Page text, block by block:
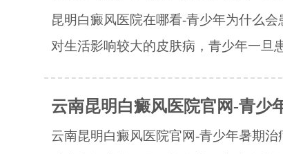
昆明白癜风医院在哪看-青少年为什么
对生活影响较大的皮肤病，青少年一旦
云南昆明白癜风医院官网-青少
云南昆明白癜风医院官网-青少年暑期